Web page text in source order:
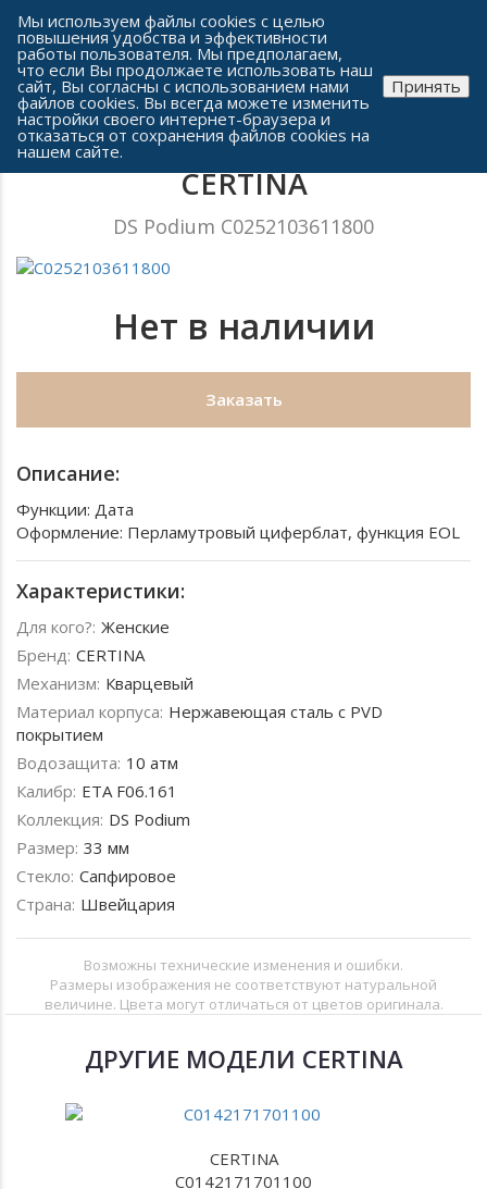
Сеть часовых салонов г. Челябинска
Женские часы
CERTINA
DS Podium C0252103611800
Нет в наличии
Заказать
Описание:
Функции: Дата
Оформление: Перламутровый циферблат, функция EOL
Характеристики:
Для кого?: Женские
Бренд: CERTINA
Механизм: Кварцевый
Материал корпуса: Нержавеющая сталь с PVD
покрытием
Водозащита: 10 атм
Калибр: ETA F06.161
Коллекция: DS Podium
Размер: 33 мм
Стекло: Сапфировое
Страна: Швейцария
Возможны технические изменения и ошибки.
Размеры изображения не соответствуют натуральной
величине. Цвета могут отличаться от цветов оригинала.
ДРУГИЕ МОДЕЛИ CERTINA
CERTINA
C0142171701100
Мы используем файлы cookies с целью
повышения удобства и эффективности
работы пользователя. Мы предполагаем,
что если Вы продолжаете использовать наш
сайт, Вы согласны с использованием нами
файлов cookies. Вы всегда можете изменить
настройки своего интернет-браузера и
отказаться от сохранения файлов cookies на
нашем сайте.
Принять